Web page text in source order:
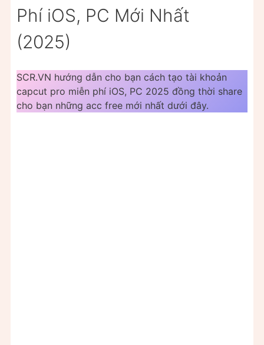
Phí iOS, PC Mới Nhất
(2025)
SCR.VN hướng dẫn cho bạn cách tạo tài khoản
capcut pro miễn phí iOS, PC 2025 đồng thời share
cho bạn những acc free mới nhất dưới đây.